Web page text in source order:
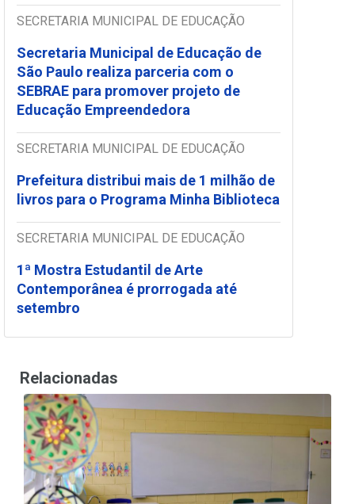
SECRETARIA MUNICIPAL DE EDUCAÇÃO
Secretaria Municipal de Educação de
São Paulo realiza parceria com o
SEBRAE para promover projeto de
Educação Empreendedora
SECRETARIA MUNICIPAL DE EDUCAÇÃO
Prefeitura distribui mais de 1 milhão de
livros para o Programa Minha Biblioteca
SECRETARIA MUNICIPAL DE EDUCAÇÃO
1ª Mostra Estudantil de Arte
Contemporânea é prorrogada até
setembro
Relacionadas